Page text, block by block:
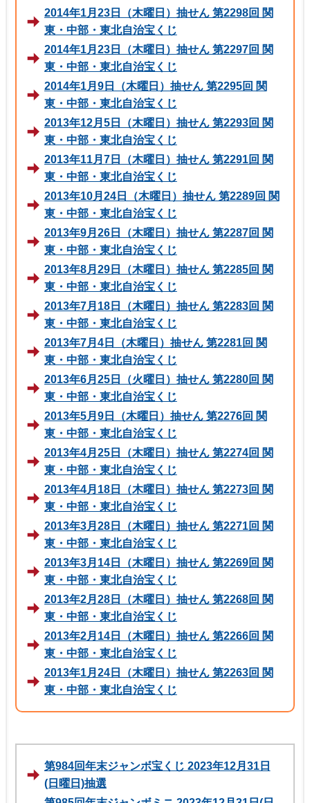
2014年1月23日（木曜日）抽せん 第2298回 関
東・中部・東北自治宝くじ
2014年1月23日（木曜日）抽せん 第2297回 関
東・中部・東北自治宝くじ
2014年1月9日（木曜日）抽せん 第2295回 関
東・中部・東北自治宝くじ
2013年12月5日（木曜日）抽せん 第2293回 関
東・中部・東北自治宝くじ
2013年11月7日（木曜日）抽せん 第2291回 関
東・中部・東北自治宝くじ
2013年10月24日（木曜日）抽せん 第2289回 関
東・中部・東北自治宝くじ
2013年9月26日（木曜日）抽せん 第2287回 関
東・中部・東北自治宝くじ
2013年8月29日（木曜日）抽せん 第2285回 関
東・中部・東北自治宝くじ
2013年7月18日（木曜日）抽せん 第2283回 関
東・中部・東北自治宝くじ
2013年7月4日（木曜日）抽せん 第2281回 関
東・中部・東北自治宝くじ
2013年6月25日（火曜日）抽せん 第2280回 関
東・中部・東北自治宝くじ
2013年5月9日（木曜日）抽せん 第2276回 関
東・中部・東北自治宝くじ
2013年4月25日（木曜日）抽せん 第2274回 関
東・中部・東北自治宝くじ
2013年4月18日（木曜日）抽せん 第2273回 関
東・中部・東北自治宝くじ
2013年3月28日（木曜日）抽せん 第2271回 関
東・中部・東北自治宝くじ
2013年3月14日（木曜日）抽せん 第2269回 関
東・中部・東北自治宝くじ
2013年2月28日（木曜日）抽せん 第2268回 関
東・中部・東北自治宝くじ
2013年2月14日（木曜日）抽せん 第2266回 関
東・中部・東北自治宝くじ
2013年1月24日（木曜日）抽せん 第2263回 関
東・中部・東北自治宝くじ
第984回年末ジャンボ宝くじ 2023年12月31日
(日曜日)抽選